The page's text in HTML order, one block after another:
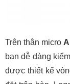
Trên thân micro
bạn dễ dàng
được thiết kế